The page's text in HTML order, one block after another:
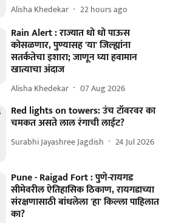
Alisha Khedekar 22 hours ago
Rain Alert : राज्यात धो धो पाऊस
कोसळणार, पुण्यासह 'या' जिल्ह्यांना
सतर्कतेचा इशारा; जाणून घ्या हवामान
खात्याचा अंदाज
Alisha Khedekar 07 Aug 2026
Red lights on towers: उंच टॉवरवर का
चमकत असते लाल रंगाची लाईट?
Surabhi Jayashree Jagdish 24 Jul 2026
Pune - Raigad Fort : पुणे-रायगड
सीमेवरील ऐतिहासिक ठिकाण, रायगडाच्या
संरक्षणासाठी बांधलेला 'हा' किल्ला पाहिलात
का?